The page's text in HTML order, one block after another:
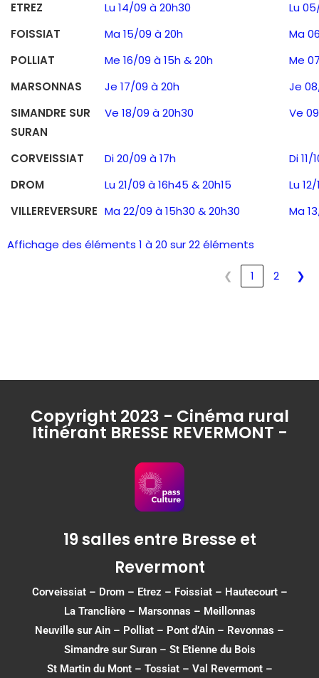
ETREZ Lu 14/09 à 20h30
Lu
FOISSIAT
Ma 15/09 à 20h
Ma
POLLIAT
Me 16/09 à 15h & 20h
Me
MARSONNAS
Je 17/09 à 20h
Je
SIMANDRE SUR
SURAN
Ve 18/09 à 20h30 Ve
CORVEISSIAT Di 20/09 à 17h
Di 11/
DROM
Lu 21/09 à 16h45 & 20h15
Lu
VILLEREVERSURE Ma 22/09 à 15h30 & 20h30 Ma
Affichage des éléments 1 à 20 sur 22 éléments
❮ 1 2 ❯
Copyright 2023 - Cinéma rural
Itinérant BRESSE REVERMONT -
19 salles entre Bresse et
Revermont
Corveissiat– Drom– Etrez – Foissiat– Hautecourt–
La Tranclière – Marsonnas – Meillonnas
Neuville sur Ain – Polliat – Pont d’Ain – Revonnas –
Simandre sur Suran– St Etienne du Bois
St Martin du Mont– Tossiat– Val Revermont–